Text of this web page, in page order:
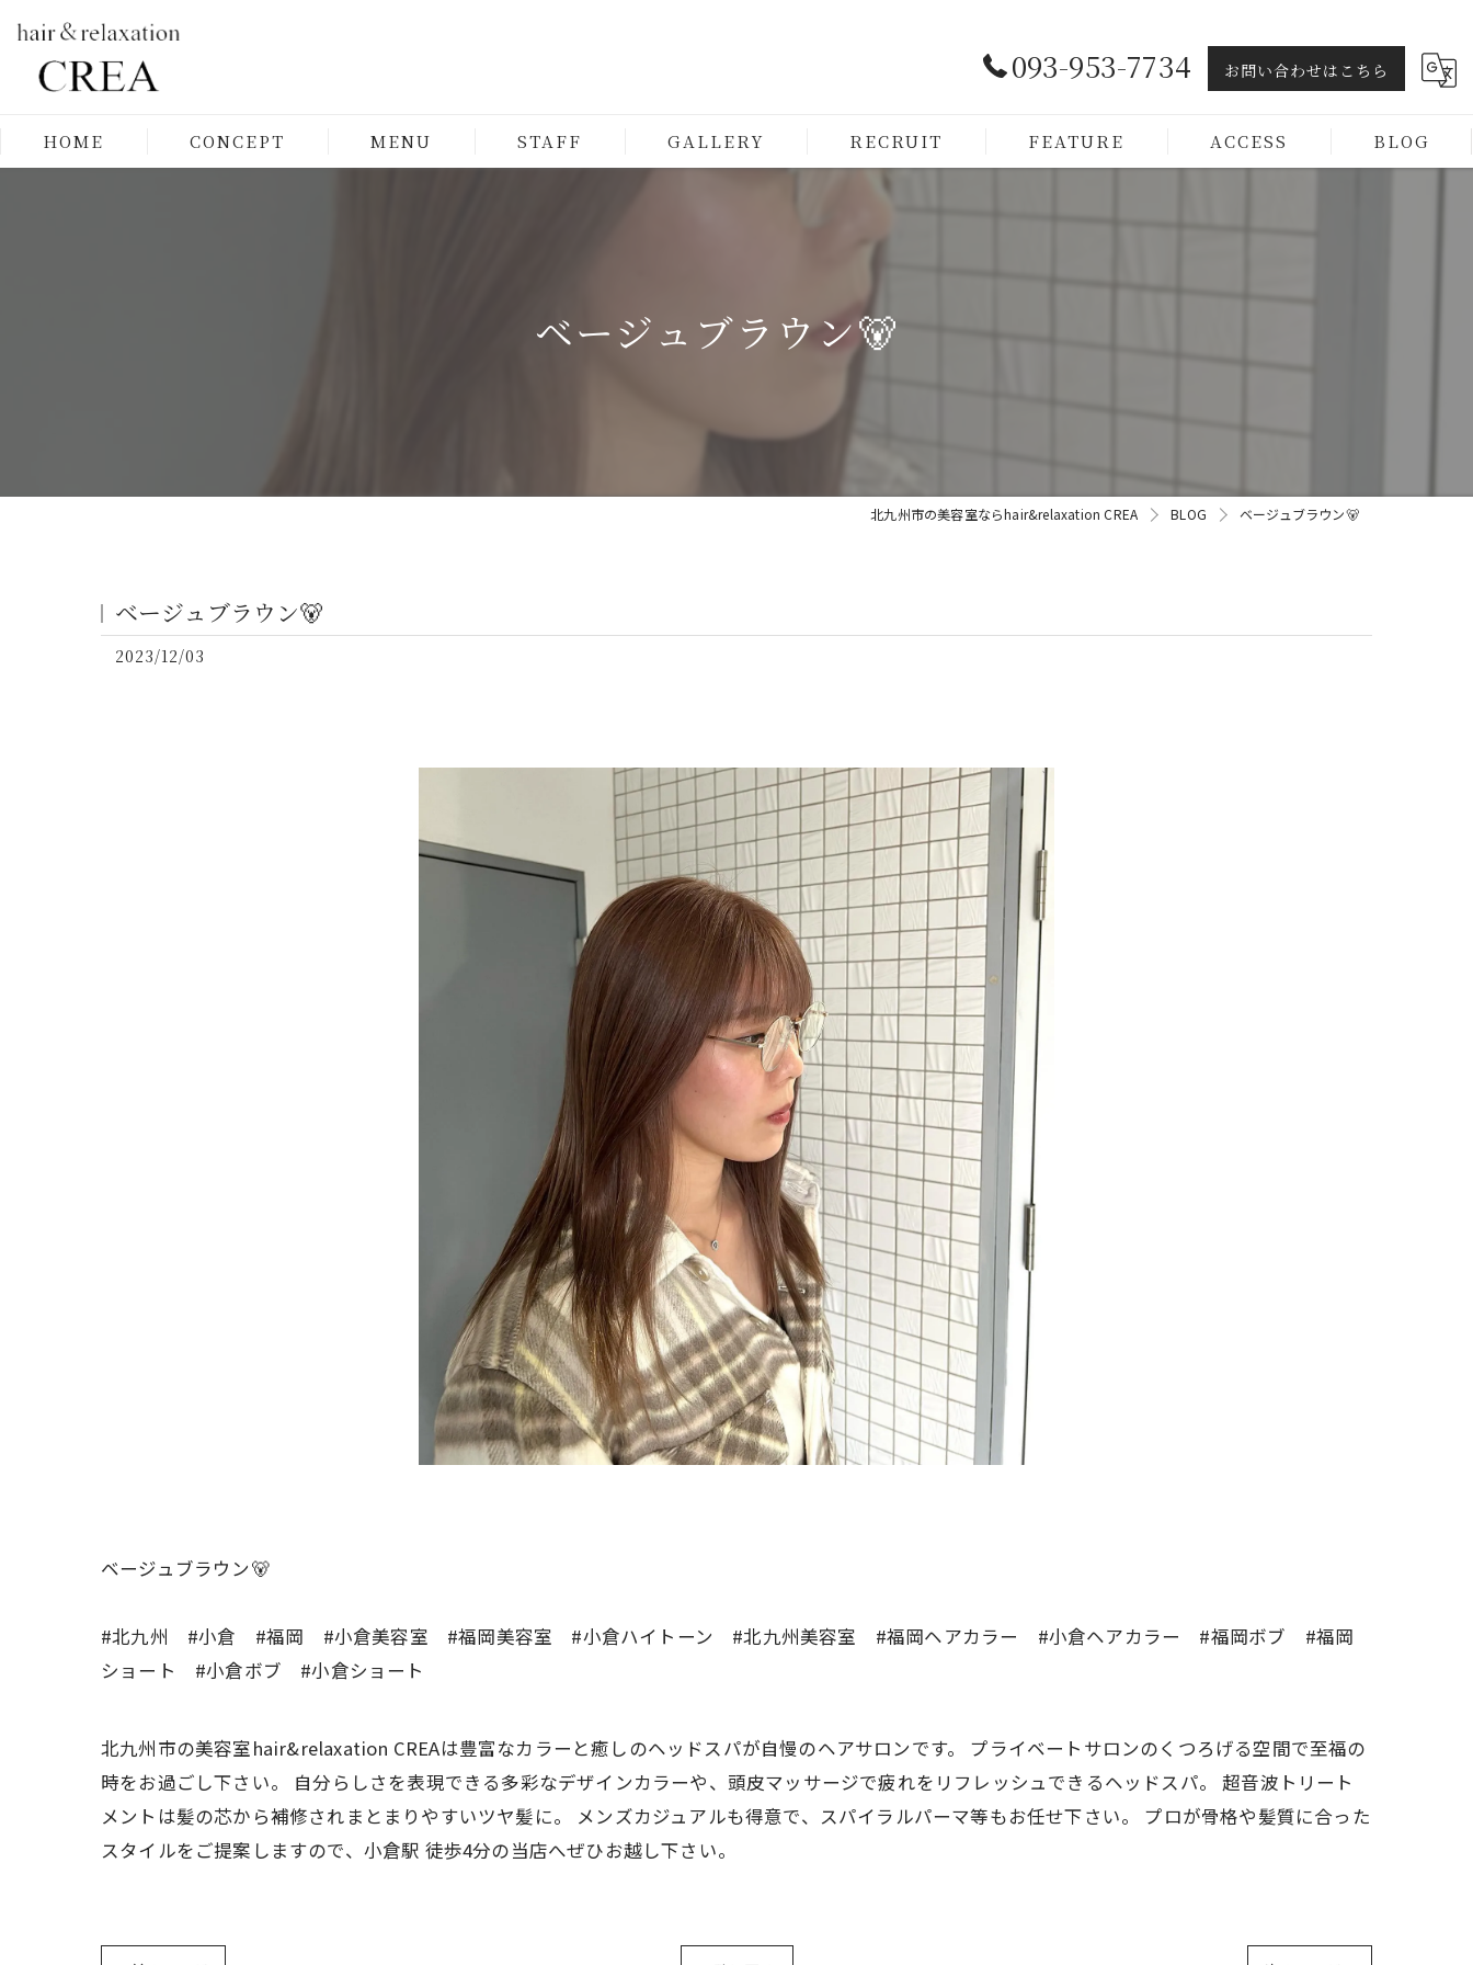
093-953-7734 お問い合わせはこちら
HOME CONCEPT MENU STAFF GALLERY RECRUIT FEATURE ACCESS BLOG
ベージュブラウン🐻
北九州市の美容室ならhair&relaxation CREA BLOG ベージュブラウン🐻
ベージュブラウン🐻
2023/12/03
ベージュブラウン🐻
#北九州 #小倉 #福岡 #小倉美容室 #福岡美容室 #小倉ハイトーン #北九州美容室 #福岡ヘアカラー #小倉ヘアカラー #福岡ボブ #福岡
ショート #小倉ボブ #小倉ショート
北九州市の美容室hair&relaxation CREAは豊富なカラーと癒しのヘッドスパが自慢のヘアサロンです。 プライベートサロンのくつろげる空間で至福の
時をお過ごし下さい。 自分らしさを表現できる多彩なデザインカラーや、頭皮マッサージで疲れをリフレッシュできるヘッドスパ。 超音波トリート
メントは髪の芯から補修されまとまりやすいツヤ髪に。 メンズカジュアルも得意で、スパイラルパーマ等もお任せ下さい。 プロが骨格や髪質に合った
スタイルをご提案しますので、小倉駅 徒歩4分の当店へぜひお越し下さい。